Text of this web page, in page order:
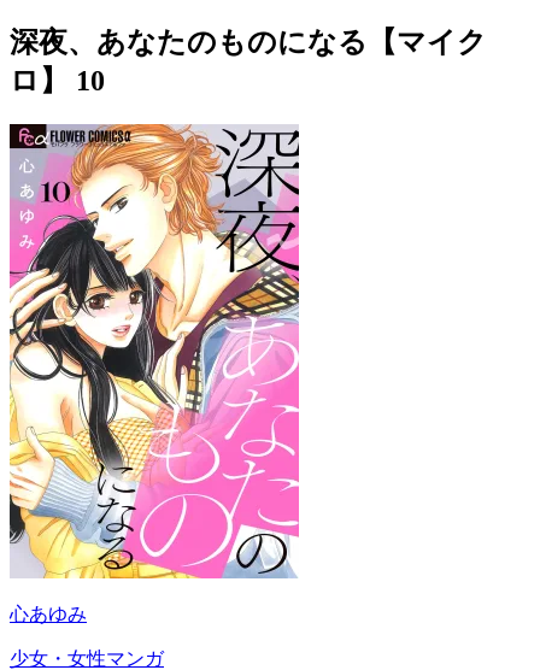
深夜、あなたのものになる【マイク
ロ】 10
心あゆみ
少女・女性マンガ